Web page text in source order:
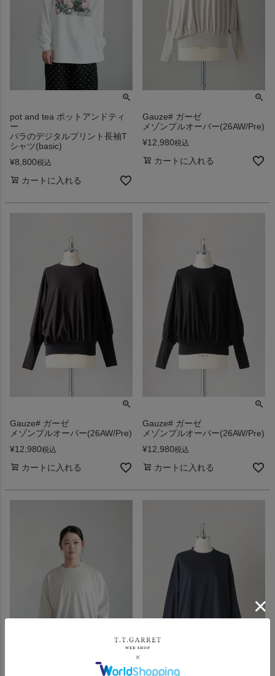
pot and tea ポットアンドティ
ー
バラのデジタルプリント長袖T
シャツ(basic)
¥8,800税込
カートに入れる
Gauze# ガーゼ
メゾンプルオーバー(26AW/Pre)
¥12,980税込
カートに入れる
Gauze# ガーゼ
メゾンプルオーバー(26AW/Pre)
¥12,980税込
カートに入れる
Gauze# ガーゼ
メゾンプルオーバー(26AW/Pre)
¥12,980税込
カートに入れる